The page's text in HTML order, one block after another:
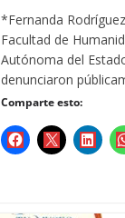
*Fernanda
Facultad de
Autónoma del
denunciaron
Comparte esto: